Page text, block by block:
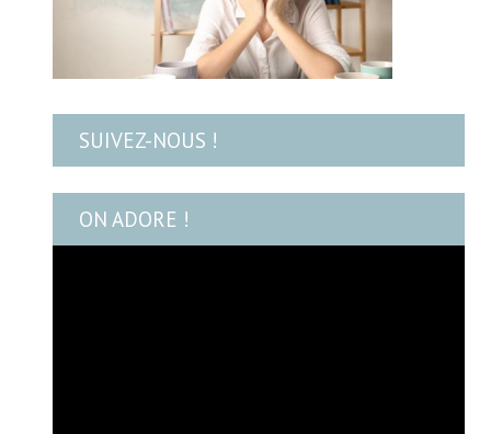
SUIVEZ-NOUS !
ON ADORE !